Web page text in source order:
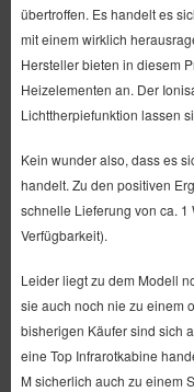
übertroffen. Es handelt es
mit einem wirklich
Hersteller bieten in diesem
Heizelementen an. Der
Lichttherpiefunktion lassen
Kein wunder also, dass es
handelt. Zu den positiven
schnelle Lieferung von ca.
Verfügbarkeit).
Leider liegt zu dem Modell
sie auch noch nie zu einem
bisherigen Käufer sind sich
eine Top Infrarotkabine
M sicherlich auch zu einem